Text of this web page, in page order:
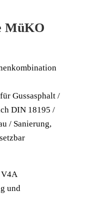
MüKO
Gussasphalt /
DIN 18195 /
/ Sanierung,
V4A
und